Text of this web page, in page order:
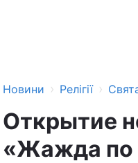
Новини › Релігії ›
Открытие
«Жажда по